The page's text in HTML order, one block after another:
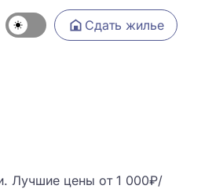
Сдать жилье
Лучшие цены от 1 000₽/